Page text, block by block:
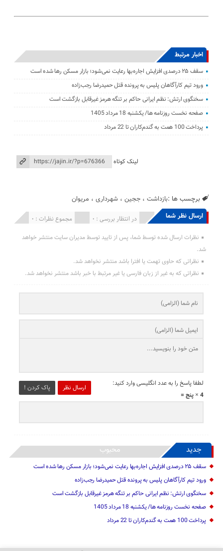
اخبار مرتبط
سقف ۲۵ درصدی افزایش اجاره‌بها رعایت نمی‌شود؛ بازار مسکن رها شده است
ورود تیم کارآگاهان پلیس به پرونده قتل حمیدرضا رجب‌زاده
سخنگوی ارتش: نظم ایرانی حاکم بر تنگه هرمز غیرقابل بازگشت است
صفحه نخست روزنامه ها/ یکشنبه 18 مرداد 1405
پرداخت 100 همت به گندم‌کاران تا 22 مرداد
لینک کوتاه
برچسب ها :بازداشت ،ججین ،شهرداری ، مریوان
ارسال نظر شما مجموع نظرات : 0 در انتظار بررسی : 0 انتشار یافته : 0
نظرات ارسال شده توسط شما، پس از تایید توسط مدیران سایت منتشر خواهد
شد.
نظراتی که حاوی تهمت یا افترا باشد منتشر نخواهد شد.
نظراتی که به غیر از زبان فارسی یا غیر مرتبط با خبر باشد منتشر نخواهد شد.
ارسال نظر پاک کردن !
لطفا پاسخ را به عدد انگلیسی وارد کنید:
4 × پنج =
جدید محبوب
سقف ۲۵ درصدی افزایش اجاره‌بها رعایت نمی‌شود؛ بازار مسکن رها شده است
ورود تیم کارآگاهان پلیس به پرونده قتل حمیدرضا رجب‌زاده
سخنگوی ارتش: نظم ایرانی حاکم بر تنگه هرمز غیرقابل بازگشت است
صفحه نخست روزنامه ها/ یکشنبه 18 مرداد 1405
پرداخت 100 همت به گندم‌کاران تا 22 مرداد